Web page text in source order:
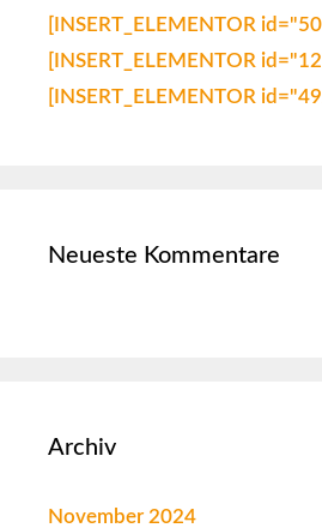
[INSERT_ELEMENTOR
[INSERT_ELEMENTOR
[INSERT_ELEMENTOR
Neueste Kommentare
Archiv
November 2024